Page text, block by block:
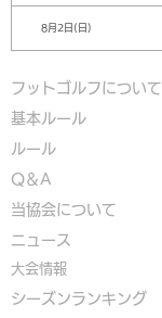
8月2日(日)
フットゴルフについて
基本ルール
ルール
Q＆A
​当協会について
​ニュース
大会情報
シーズンランキング